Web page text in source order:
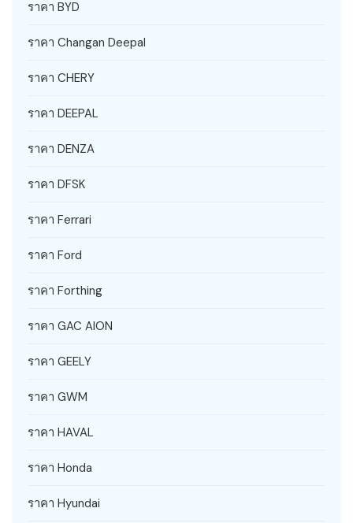
ราคา BYD
ราคา Changan Deepal
ราคา CHERY
ราคา DEEPAL
ราคา DENZA
ราคา DFSK
ราคา Ferrari
ราคา Ford
ราคา Forthing
ราคา GAC AION
ราคา GEELY
ราคา GWM
ราคา HAVAL
ราคา Honda
ราคา Hyundai